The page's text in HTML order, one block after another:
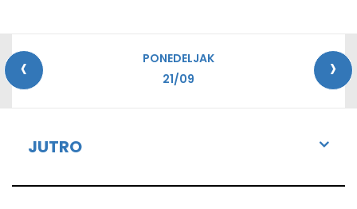
PONEDELJAK
21/09
‹ ›
JUTRO